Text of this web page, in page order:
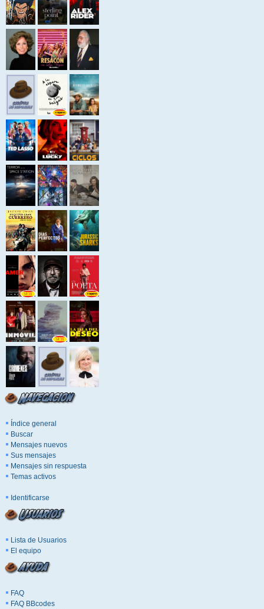
Índice general
Buscar
Mensajes nuevos
Sus mensajes
Mensajes sin respuesta
Temas activos
Identificarse
Lista de Usuarios
El equipo
FAQ
FAQ BBcodes